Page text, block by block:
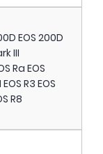
EOS 200D
III
Ra EOS
R3 EOS
R8